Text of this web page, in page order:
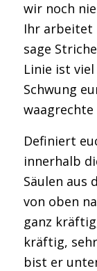
wir noch
Ihr arbeitet
sage
Linie ist
Schwung
waagrechte
Definiert
innerhalb
Säulen aus
von oben
ganz
kräftig,
bist er